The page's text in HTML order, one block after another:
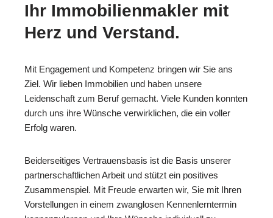
Ihr Immobilienmakler mit
Herz und Verstand.
Mit Engagement und Kompetenz bringen wir Sie ans
Ziel. Wir lieben Immobilien und haben unsere
Leidenschaft zum Beruf gemacht. Viele Kunden konnten
durch uns ihre Wünsche verwirklichen, die ein voller
Erfolg waren.
Beiderseitiges Vertrauensbasis ist die Basis unserer
partnerschaftlichen Arbeit und stützt ein positives
Zusammenspiel. Mit Freude erwarten wir, Sie mit Ihren
Vorstellungen in einem zwanglosen Kennenlerntermin